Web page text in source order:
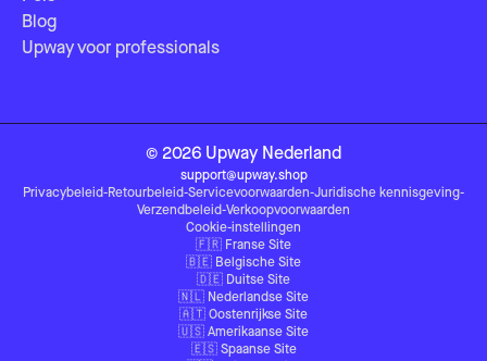
Blog
Upway voor professionals
© 2026 Upway Nederland
support@upway.shop
Privacybeleid-Retourbeleid-Servicevoorwaarden-Juridische kennisgeving-
Verzendbeleid-Verkoopvoorwaarden
Cookie-instellingen
🇫🇷 Franse Site
🇧🇪 Belgische Site
🇩🇪 Duitse Site
🇳🇱 Nederlandse Site
🇦🇹 Oostenrijkse Site
🇺🇸 Amerikaanse Site
🇪🇸 Spaanse Site